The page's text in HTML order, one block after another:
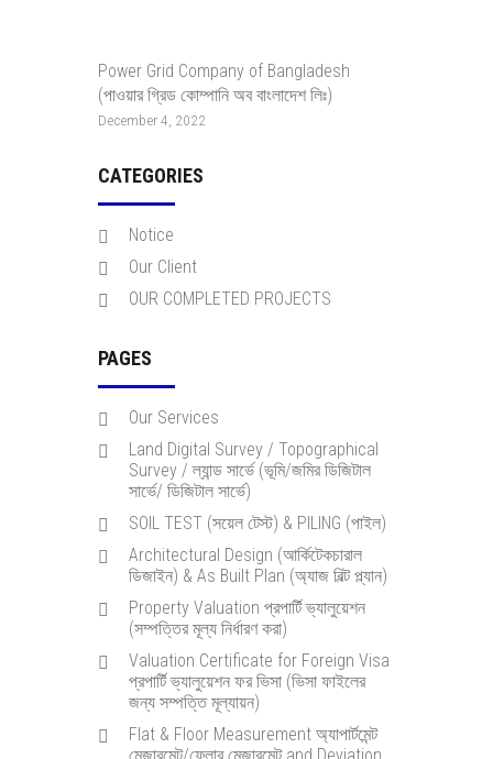
Power Grid Company of Bangladesh
(পাওয়ার গ্রিড কোম্পানি অব বাংলাদেশ লিঃ)
December 4, 2022
CATEGORIES
Notice
Our Client
OUR COMPLETED PROJECTS
PAGES
Our Services
Land Digital Survey / Topographical
Survey / ল্যান্ড সার্ভে (ভূমি/জমির ডিজিটাল
সার্ভে/ ডিজিটাল সার্ভে)
SOIL TEST (সয়েল টেস্ট) & PILING (পাইল)
Architectural Design (আর্কিটেকচারাল
ডিজাইন) & As Built Plan (অ্যাজ বিল্ট প্ল্যান)
Property Valuation প্রপার্টি ভ্যালুয়েশন
(সম্পত্তির মূল্য নির্ধারণ করা)
Valuation Certificate for Foreign Visa
প্রপার্টি ভ্যালুয়েশন ফর ভিসা (ভিসা ফাইলের
জন্য সম্পত্তি মূল্যায়ন)
Flat & Floor Measurement অ্যাপার্টমেন্ট
মেজারমেন্ট/ফ্লোর মেজারমেন্ট and Deviation